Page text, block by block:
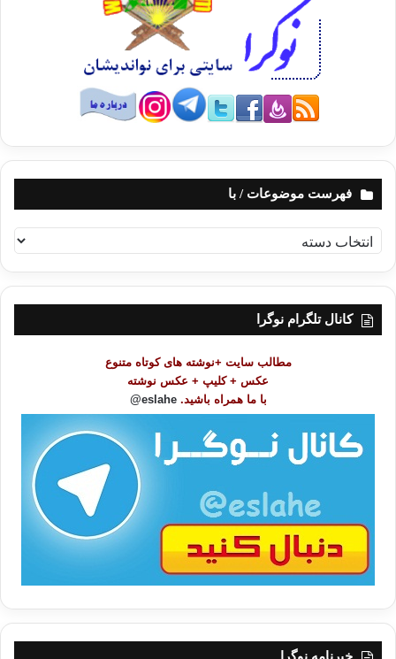
فهرست موضوعات / با
ه
ر
کانال تلگرام نوگرا
مطالب سایت +نوشته های کوتاه متنوع
عکس + کلیپ + عکس نوشته
با ما همراه باشید. eslahe@
خبرنامه نوگرا